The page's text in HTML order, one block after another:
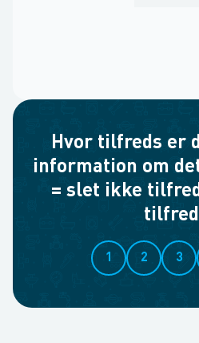
Hvor tilfreds er
information om
= slet ikke
1 2 3